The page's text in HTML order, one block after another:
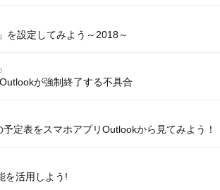
を設定してみよう～2018～
が強制終了する不具合
定表をスマホアプリOutlookから見てみよう！
を活用しよう!